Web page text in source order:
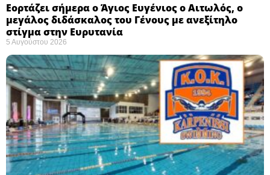
Εορτάζει σήμερα ο Άγιος Ευγένιος ο Αιτωλός, ο
μεγάλος διδάσκαλος του Γένους με ανεξίτηλο
στίγμα στην Ευρυτανία
5 Αυγούστου 2026